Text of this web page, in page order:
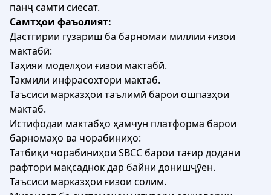
панҷ самти сиесат.
Самтҳои фаъолият:
Дастгирии гузариш ба барномаи миллии ғизои
мактабӣ:
Таҳияи моделҳои ғизои мактабӣ.
Такмили инфрасохтори мактаб.
Таъсиси марказҳои таълимӣ барои ошпазҳои
мактаб.
Истифодаи мактабҳо ҳамчун платформа барои
барномаҳо ва чорабиниҳо:
Татбиқи чорабиниҳои SBCC барои тағир додани
рафтори мақсаднок дар байни донишҷӯен.
Таъсиси марказҳои ғизои солим.